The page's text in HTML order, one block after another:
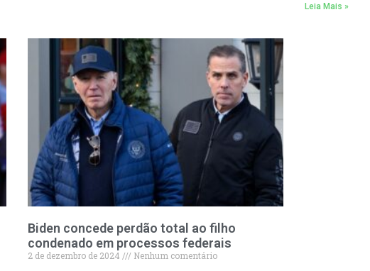
Leia Mais »
Biden concede perdão total ao filho
condenado em processos federais
2 de dezembro de 2024
Nenhum comentário